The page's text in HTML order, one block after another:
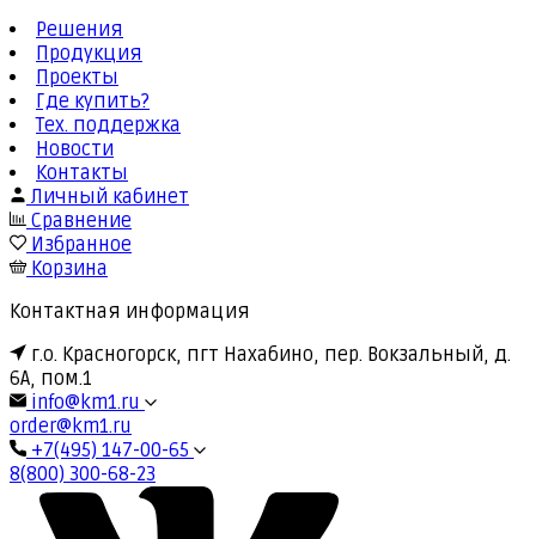
Решения
Продукция
Проекты
Где купить?
Тех. поддержка
Новости
Контакты
Личный кабинет
Сравнение
Избранное
Корзина
Контактная информация
г.о. Красногорск, пгт Нахабино, пер. Вокзальный, д.
6А, пом.1
info@km1.ru
order@km1.ru
+7(495) 147-00-65
8(800) 300-68-23